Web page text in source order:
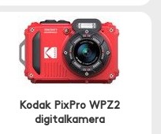
Kodak PixPro WPZ2
digitalkamera